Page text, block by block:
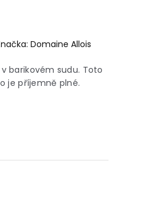
Domaine Allois
barikovém sudu. Toto
je příjemně plné.